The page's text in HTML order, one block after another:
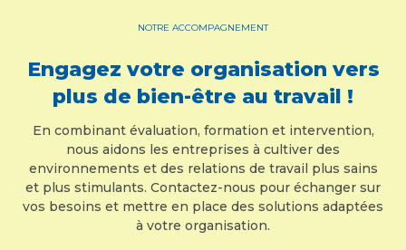
NOTRE ACCOMPAGNEMENT
Engagez votre organisation vers
plus de bien-être au travail !
En combinant évaluation, formation et intervention,
nous aidons les entreprises à cultiver des
environnements et des relations de travail plus sains
et plus stimulants. Contactez-nous pour échanger sur
vos besoins et mettre en place des solutions adaptées
à votre organisation.